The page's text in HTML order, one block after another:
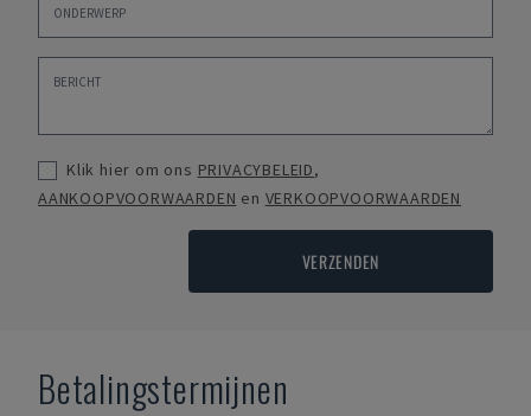
Klik hier om ons PRIVACYBELEID,
AANKOOPVOORWAARDEN en VERKOOPVOORWAARDEN
VERZENDEN
Betalingstermijnen